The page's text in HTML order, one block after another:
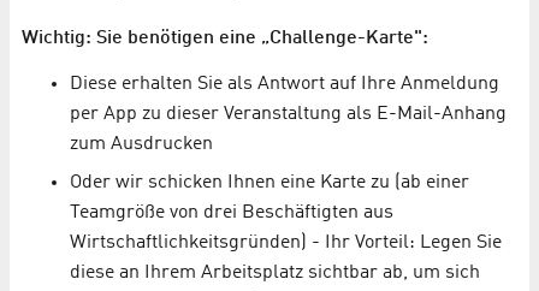
Wichtig: Sie benötigen eine „Challenge-Karte":
Diese erhalten Sie als Antwort auf Ihre Anmeldung
per App zu dieser Veranstaltung als E-Mail-Anhang
zum Ausdrucken
Oder wir schicken Ihnen eine Karte zu (ab einer
Teamgröße von drei Beschäftigten aus
Wirtschaftlichkeitsgründen) - Ihr Vorteil: Legen Sie
diese an Ihrem Arbeitsplatz sichtbar ab, um sich